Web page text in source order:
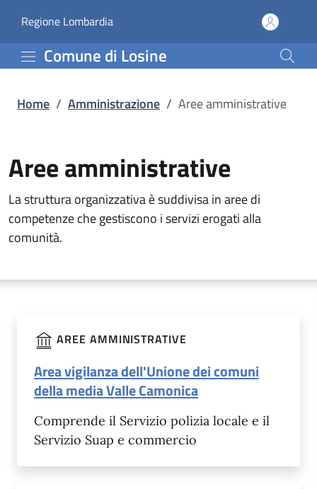
Aree amministrative |
Regione Lombardia(apre in un'altra scheda).
Comune di Losine
Home / Amministrazione / Aree amministrative
Aree amministrative
La struttura organizzativa è suddivisa in aree di
competenze che gestiscono i servizi erogati alla
comunità.
AREE AMMINISTRATIVE
Area vigilanza dell'Unione dei comuni
della media Valle Camonica
Comprende il Servizio polizia locale e il
Servizio Suap e commercio